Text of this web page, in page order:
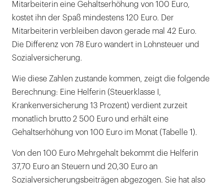
Gesunderhaltende Maßnahmen
Abfindungen
Zinsvorteile
Fahrtkostenerstattung
Sachbezüge
Heimarbeiterzuschläge
Nutzungsüberlassung
Telefonszuschuss
Fehlgeldentschädigung
Mitarbeiterin eine Gehaltserhöhung von 100 Euro,
kostet ihn der Spaß mindestens 120 Euro. Der
Mitarbeiterin verbleiben davon gerade mal 42 Euro.
Die Differenz von 78 Euro wandert in Lohnsteuer und
Sozialversicherung.
Wie diese Zahlen zustande kommen, zeigt die folgende
Berechnung: Eine Helferin (Steuerklasse I,
Krankenversicherung 13 Prozent) verdient zurzeit
monatlich brutto 2 500 Euro und erhält eine
Gehaltserhöhung von 100 Euro im Monat (Tabelle 1).
Von den 100 Euro Mehrgehalt bekommt die Helferin
37,70 Euro an Steuern und 20,30 Euro an
Sozialversicherungsbeiträgen abgezogen. Sie hat also